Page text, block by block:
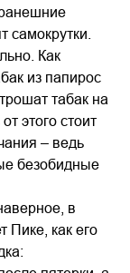
самокрутки.
Как
из папирос
табак на
этого стоит
– ведь
безобидные
в
Пике, как его